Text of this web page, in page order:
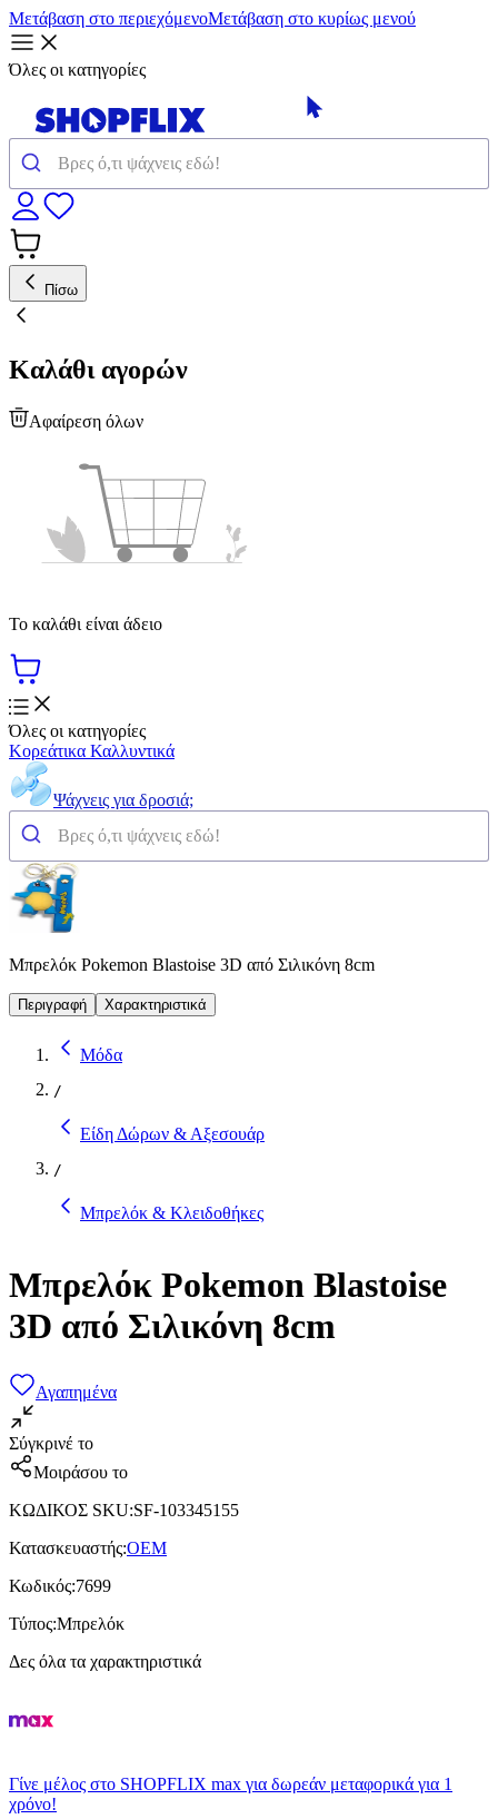
Μετάβαση στο περιεχόμενοΜετάβαση στο κυρίως μενού
Όλες οι κατηγορίες
Πίσω
Καλάθι αγορών
Αφαίρεση όλων
Το καλάθι είναι άδειο
Όλες οι κατηγορίες
Κορεάτικα Καλλυντικά
Ψάχνεις για δροσιά;
Μπρελόκ Pokemon Blastoise 3D από Σιλικόνη 8cm
Περιγραφή Χαρακτηριστικά
Μόδα
/
Είδη Δώρων & Αξεσουάρ
/
Μπρελόκ & Κλειδοθήκες
Μπρελόκ Pokemon Blastoise
3D από Σιλικόνη 8cm
Αγαπημένα
Σύγκρινέ το
Μοιράσου το
ΚΩΔΙΚΟΣ SKU:SF-103345155
Κατασκευαστής:ΟΕΜ
Κωδικός:7699
Τύπος:Μπρελόκ
Δες όλα τα χαρακτηριστικά
Γίνε μέλος στο SHOPFLIX max για δωρεάν μεταφορικά για 1
χρόνο!